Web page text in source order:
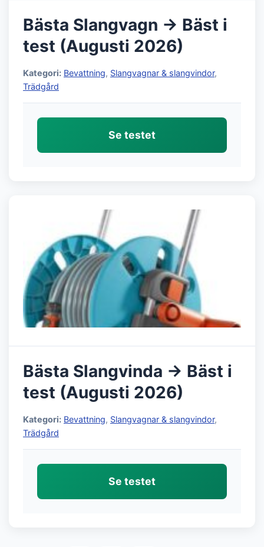
Bästa Slangvagn → Bäst i
test (Augusti 2026)
Kategori: Bevattning, Slangvagnar & slangvindor,
Trädgård
Se testet
Bästa Slangvinda → Bäst i
test (Augusti 2026)
Kategori: Bevattning, Slangvagnar & slangvindor,
Trädgård
Se testet